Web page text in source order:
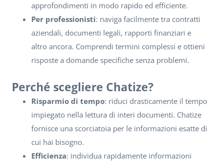
approfondimenti in modo rapido ed efficiente.
Per professionisti: naviga facilmente tra contratti
aziendali, documenti legali, rapporti finanziari e
altro ancora. Comprendi termini complessi e ottieni
risposte a domande specifiche senza problemi.
Perché scegliere Chatize?
Risparmio di tempo: riduci drasticamente il tempo
impiegato nella lettura di interi documenti. Chatize
fornisce una scorciatoia per le informazioni esatte di
cui hai bisogno.
Efficienza: individua rapidamente informazioni